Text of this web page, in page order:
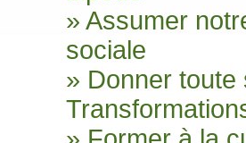
» Assumer
sociale
» Donner toute